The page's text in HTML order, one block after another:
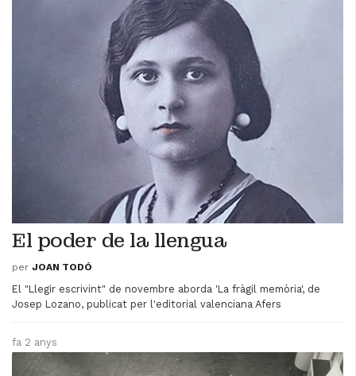
El poder de la llengua
per JOAN TODÓ
El "Llegir escrivint" de novembre aborda 'La fràgil memòria', de
Josep Lozano, publicat per l'editorial valenciana Afers
fa 2 anys